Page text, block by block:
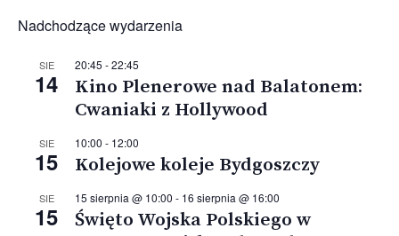
Nadchodzące wydarzenia
SIE
14
20:45 -22:45
Kino Plenerowe nad Balatonem:
Cwaniaki z Hollywood
SIE
15
10:00 - 12:00
Kolejowe koleje Bydgoszczy
SIE
15
15 sierpnia @ 10:00 - 16 sierpnia @ 16:00
Święto Wojska Polskiego w